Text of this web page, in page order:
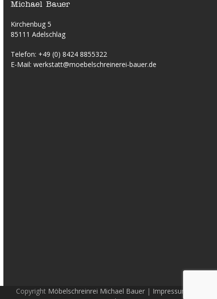
Michael Bauer
Kirchenbug 5
85111 Adelschlag
Telefon: +49 (0) 8424 8855322
E-Mail:werkstatt@moebelschreinerei-bauer.de
Copyright Möbelschreinrei Michael Bauer| Impressum und